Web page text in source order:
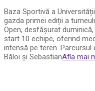
Baza Sportivă a
gazda primei ediții a
Open, desfășurat
start 10 echipe, oferind
intensă pe teren.
Băloi și SebastianAfla mai